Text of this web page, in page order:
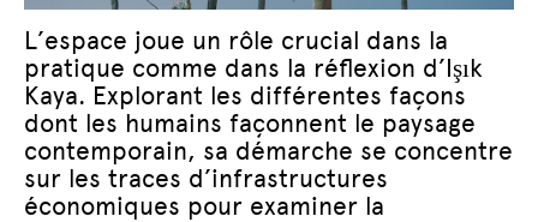
L’espace joue un rôle crucial dans la
pratique comme dans la réflexion d’Işık
Kaya. Explorant les différentes façons
dont les humains façonnent le paysage
contemporain, sa démarche se concentre
sur les traces d’infrastructures
économiques pour examiner la